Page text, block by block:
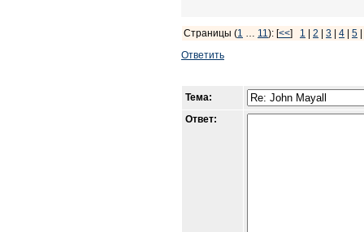
Страницы (1 … 11): [<<] 1 2 3 4 5
Ответить
Тема:
Ответ: